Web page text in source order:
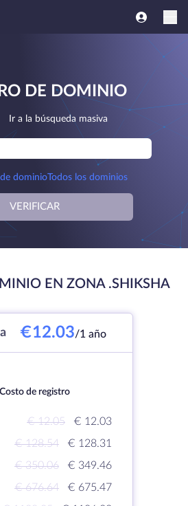
DE DOMINIO
Ir a la búsqueda masiva
dominioTodos los dominios
VERIFICAR
EN ZONA .SHIKSHA
€12.03/1 año
Costo de registro
€ 12.05
€ 12.03
€ 128.54
€ 128.31
€ 350.06
€ 349.46
€ 676.64
€ 675.47